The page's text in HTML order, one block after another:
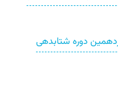
دوره شتابدهی